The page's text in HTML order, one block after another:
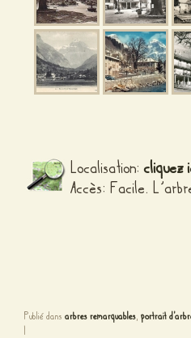
Localisation:cliquez
Accès: Facile.
Publié dans arbres remarquables, portrait